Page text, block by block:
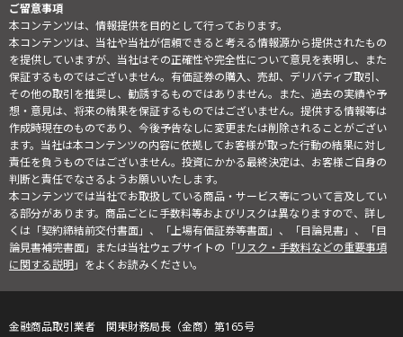
ご留意事項
本コンテンツは、情報提供を目的として行っております。
本コンテンツは、当社や当社が信頼できると考える情報源から提供されたもの
を提供していますが、当社はその正確性や完全性について意見を表明し、また
保証するものではございません。有価証券の購入、売却、デリバティブ取引、
その他の取引を推奨し、勧誘するものではありません。また、過去の実績や予
想・意見は、将来の結果を保証するものではございません。提供する情報等は
作成時現在のものであり、今後予告なしに変更または削除されることがござい
ます。当社は本コンテンツの内容に依拠してお客様が取った行動の結果に対し
責任を負うものではございません。投資にかかる最終決定は、お客様ご自身の
判断と責任でなさるようお願いいたします。
本コンテンツでは当社でお取扱している商品・サービス等について言及してい
る部分があります。商品ごとに手数料等およびリスクは異なりますので、詳し
くは「契約締結前交付書面」、「上場有価証券等書面」、「目論見書」、「目
論見書補完書面」または当社ウェブサイトの「リスク・手数料などの重要事項
に関する説明」をよくお読みください。
金融商品取引業者 関東財務局長（金商）第165号